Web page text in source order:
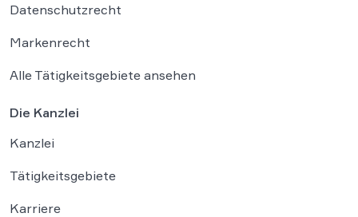
Datenschutzrecht
Markenrecht
Alle Tätigkeitsgebiete ansehen
Die Kanzlei
Kanzlei
Tätigkeitsgebiete
Karriere